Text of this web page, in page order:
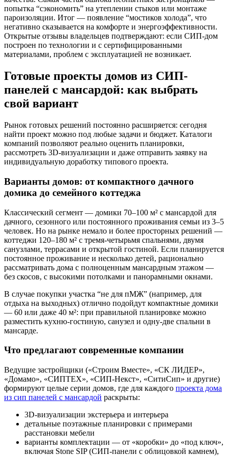
попытка “сэкономить” на утеплении стыков или монтаже
пароизоляции. Итог — появление “мостиков холода”, что
негативно сказывается на комфорте и энергоэффективности.
Открытые отзывы владельцев подтверждают: если СИП-дом
построен по технологии и с сертифицированными
материалами, проблем с эксплуатацией не возникает.
Готовые проекты домов из СИП-
панелей с мансардой: как выбрать
свой вариант
Рынок готовых решений постоянно расширяется: сегодня
найти проект можно под любые задачи и бюджет. Каталоги
компаний позволяют реально оценить планировки,
рассмотреть 3D-визуализации и даже отправить заявку на
индивидуальную доработку типового проекта.
Варианты домов: от компактного дачного
домика до семейного коттеджа
Классический сегмент — домики 70–100 м² с мансардой для
дачного, сезонного или постоянного проживания семьи из 3–5
человек. Но на рынке немало и более просторных решений —
коттеджи 120–180 м² с тремя-четырьмя спальнями, двумя
санузлами, террасами и открытой гостиной. Если планируется
постоянное проживание и несколько детей, рационально
рассматривать дома с полноценным мансардным этажом —
без скосов, с высокими потолками и панорамными окнами.
В случае покупки участка “не для пМЖ” (например, для
отдыха на выходных) отлично подойдут компактные домики
— 60 или даже 40 м²: при правильной планировке можно
разместить кухню-гостиную, санузел и одну-две спальни в
мансарде.
Что предлагают современные компании
Ведущие застройщики («Строим Вместе», «СК ЛИДЕР»,
«Домамо», «СИПТЕХ», «СИП-Некст», «СитиСип» и другие)
формируют целые серии домов, где для каждого проекта дома
из сип панелей с мансардой раскрыты:
3D-визуализации экстерьера и интерьера
детальные поэтажные планировки с примерами
расстановки мебели
варианты комплектации — от «коробки» до «под ключ»,
включая Stone SIP (СИП-панели с облицовкой камнем),